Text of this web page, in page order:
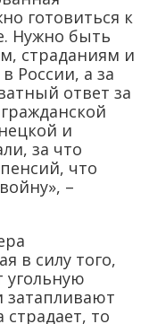
готовиться к
Нужно быть
страданиям и
России, а за
ответ за
и
за что
что
–
в силу того,
то